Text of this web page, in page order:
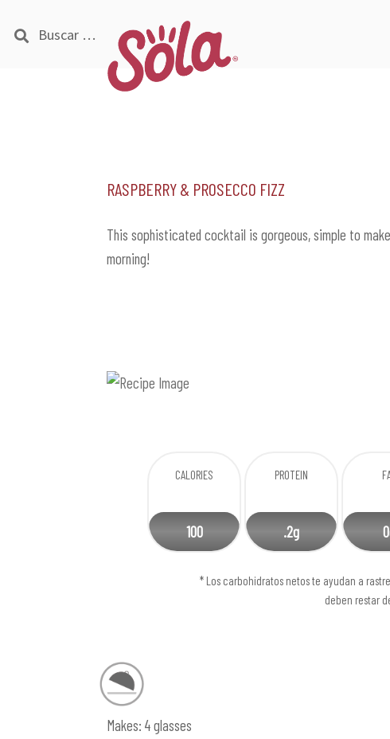
Ir
a
la
Ir
al
contenido
Buscar:
Raspberry & Prosecco Fizz
This sophisticated cocktail is gorgeous, simple to
morning!
CALORIES
100
PROTEIN
.2g
* Los carbohidratos netos te ayudan a
deben restar
Makes: 4 glasses